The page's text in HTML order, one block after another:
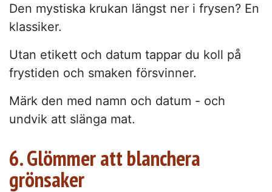
Den mystiska krukan längst ner i frysen? En
klassiker.
Utan etikett och datum tappar du koll på
frystiden och smaken försvinner.
Märk den med namn och datum - och
undvik att slänga mat.
6. Glömmer att blanchera
grönsaker